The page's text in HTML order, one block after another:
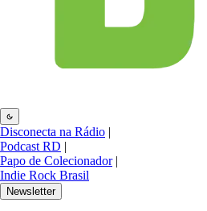
Disconecta na Rádio |
Podcast RD |
Papo de Colecionador |
Indie Rock Brasil
Newsletter